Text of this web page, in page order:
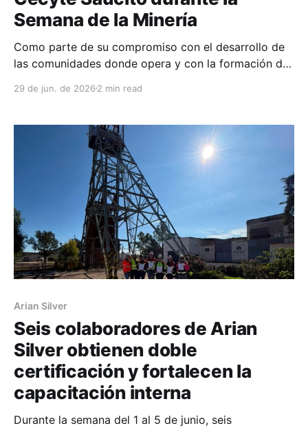
Semana de la Minería
Como parte de su compromiso con el desarrollo de
las comunidades donde opera y con la formación de
Arian Silver participó en la Semana de la Minería, una
Cecyte Saucito que fortalece la vinculación entre la
29 de jun. de 2026 2 min read
Arian Silver
Seis colaboradores de Arian
Silver obtienen doble
certificación y fortalecen la
capacitación interna
Durante la semana del 1 al 5 de junio, seis